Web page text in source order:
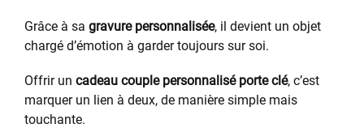
Grâce à sa gravure personnalisée, il devient un objet
chargé d’émotion à garder toujours sur soi.
Offrir un cadeau couple personnalisé porte clé, c’est
marquer un lien à deux, de manière simple mais
touchante.